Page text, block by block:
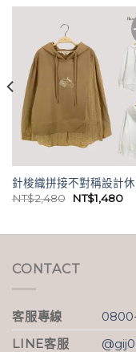
針梭織拼接不對稱設計
NT$2,480
原
NT$1,480目
CONTACT
客服專線
LINE客服